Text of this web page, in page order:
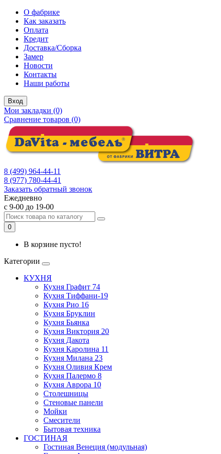
О фабрике
Как заказать
Оплата
Кредит
Доставка/Сборка
Замер
Новости
Контакты
Наши работы
Вход
Мои закладки (0)
Сравнение товаров (0)
8 (499) 964-44-11
8 (977) 780-44-41
Заказать обратный звонок
Ежедневно
с 9-00 до 19-00
0
В корзине пусто!
Категории
КУХНЯ
Кухня Графит 74
Кухня Тиффани-19
Кухня Рио 16
Кухня Бруклин
Кухня Бьянка
Кухня Виктория 20
Кухня Дакота
Кухня Каролина 11
Кухня Милана 23
Кухня Оливия Крем
Кухня Палермо 8
Кухня Аврора 10
Столешницы
Стеновые панели
Мойки
Смесители
Бытовая техника
ГОСТИНАЯ
Гостиная Венеция (модульная)